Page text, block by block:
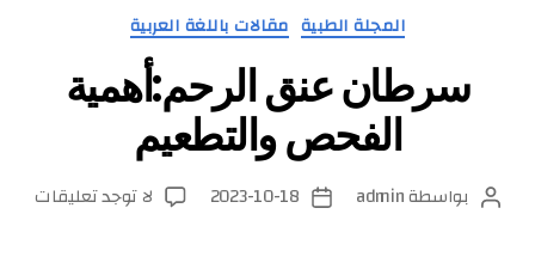
التصنيفات المجلة الطبية مقالات باللغة العربية
سرطان عنق الرحم:أهمية
الفحص والتطعيم
كاتببواسطةadmin
تاريخ2023-10-18 لا توجد تعليقاتعلى